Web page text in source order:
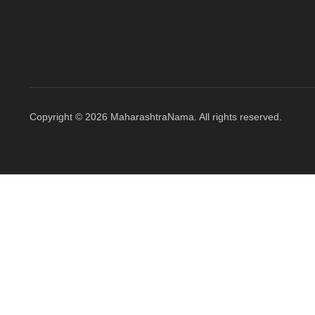
Copyright © 2026 MaharashtraNama. All rights reserved.